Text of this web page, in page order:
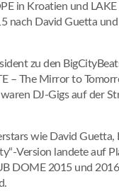
in Kroatien und
nach David Guetta
zu den
– The Mirror to
DJ-Gigs auf der
wie David
Version landete auf
DOME 2015 und